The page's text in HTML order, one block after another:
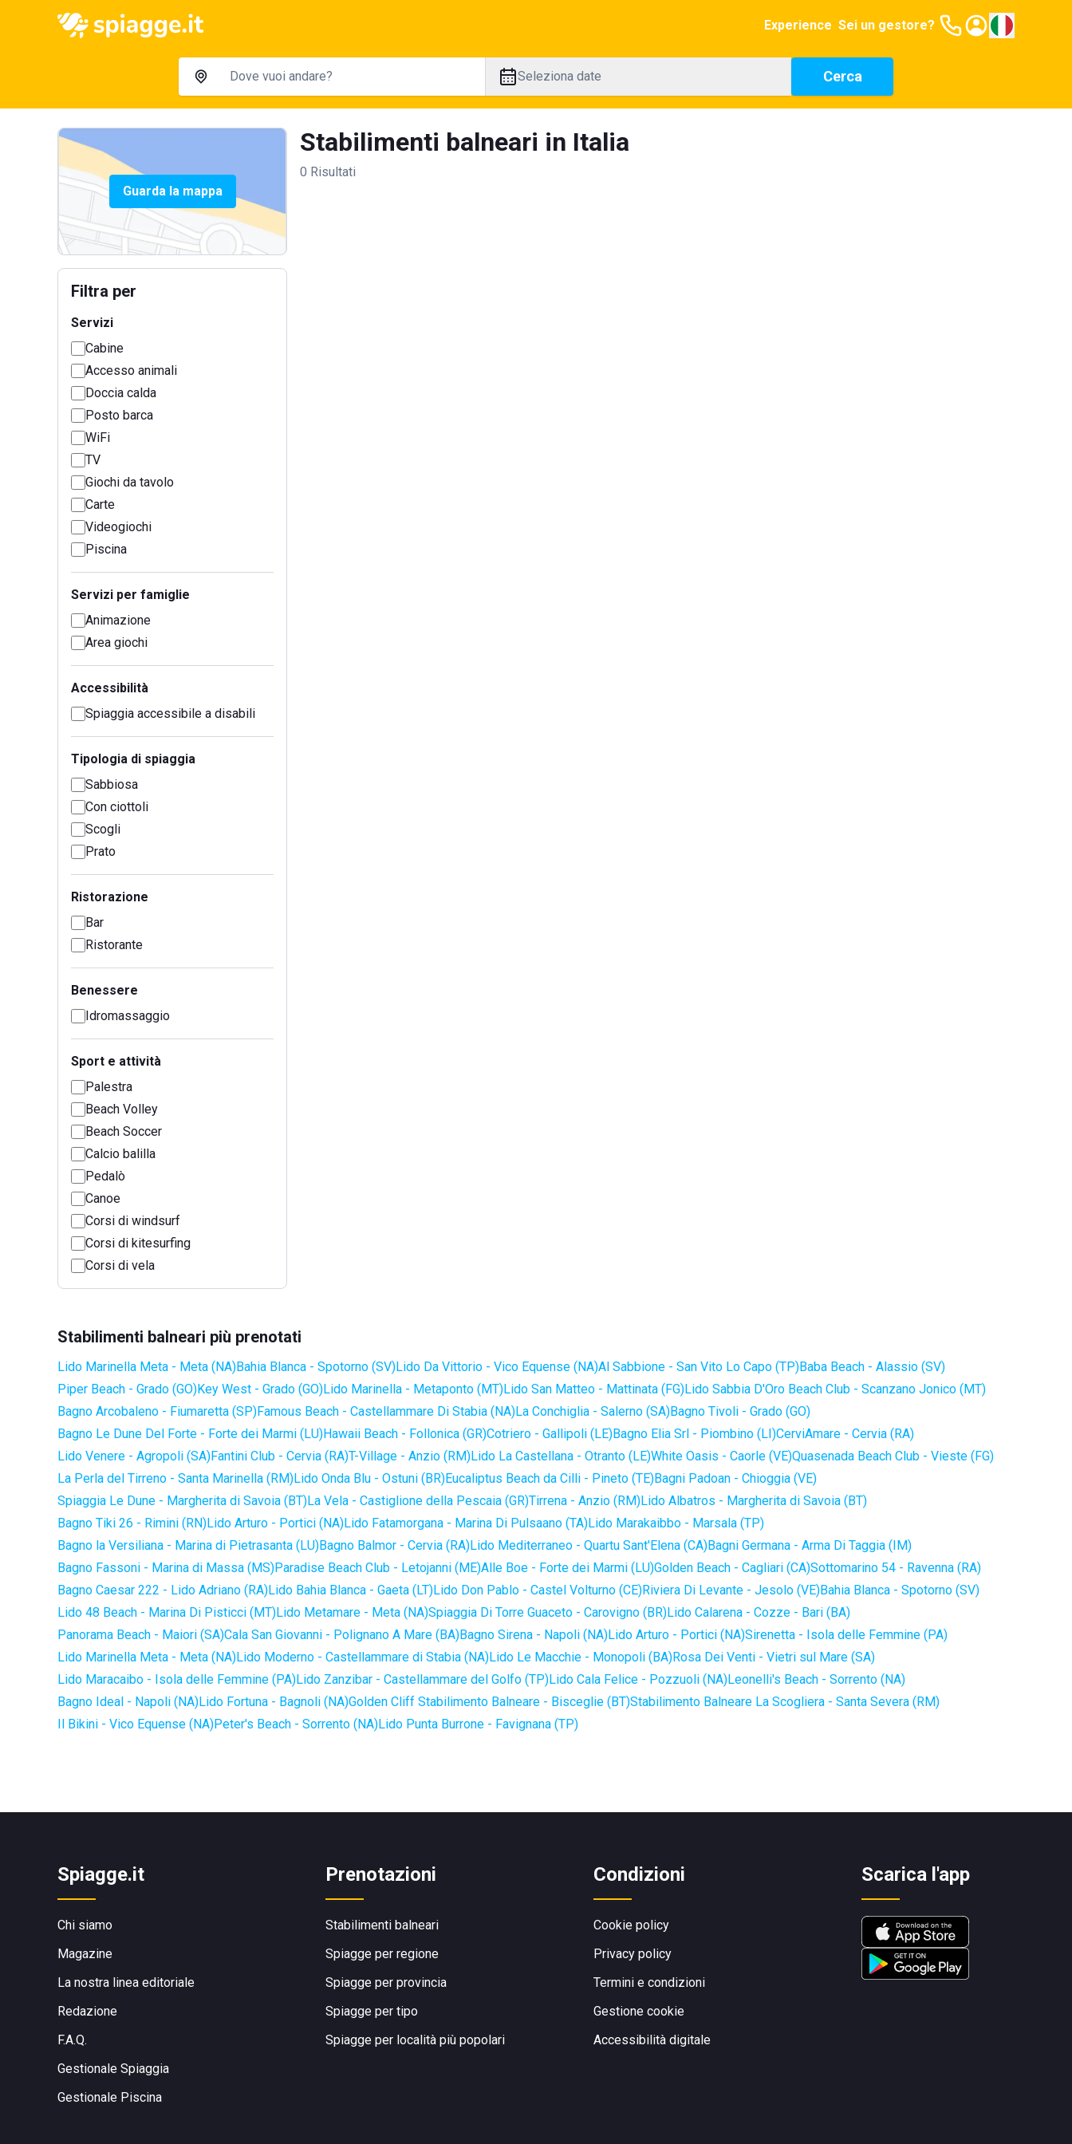
Experience Sei un gestore?
Seleziona date Cerca
Guarda la mappa
Filtra per
Servizi
Cabine
Accesso animali
Doccia calda
Posto barca
WiFi
TV
Giochi da tavolo
Carte
Videogiochi
Piscina
Servizi per famiglie
Animazione
Area giochi
Accessibilità
Spiaggia accessibile a disabili
Tipologia di spiaggia
Sabbiosa
Con ciottoli
Scogli
Prato
Ristorazione
Bar
Ristorante
Benessere
Idromassaggio
Sport e attività
Palestra
Beach Volley
Beach Soccer
Calcio balilla
Pedalò
Canoe
Corsi di windsurf
Corsi di kitesurfing
Corsi di vela
Stabilimenti balneari in Italia
0 Risultati
Stabilimenti balneari più prenotati
Lido Marinella Meta - Meta (NA)Bahia Blanca - Spotorno (SV)Lido Da Vittorio - Vico Equense (NA)Al Sabbione - San Vito Lo Capo (TP)Baba Beach - Alassio (SV)
Piper Beach - Grado (GO)Key West - Grado (GO)Lido Marinella - Metaponto (MT)Lido San Matteo - Mattinata (FG)Lido Sabbia D'Oro Beach Club - Scanzano Jonico (MT)
Bagno Arcobaleno - Fiumaretta (SP)Famous Beach - Castellammare Di Stabia (NA)La Conchiglia - Salerno (SA)Bagno Tivoli - Grado (GO)
Bagno Le Dune Del Forte - Forte dei Marmi (LU)Hawaii Beach - Follonica (GR)Cotriero - Gallipoli (LE)Bagno Elia Srl - Piombino (LI)CerviAmare - Cervia (RA)
Lido Venere - Agropoli (SA)Fantini Club - Cervia (RA)T-Village - Anzio (RM)Lido La Castellana - Otranto (LE)White Oasis - Caorle (VE)Quasenada Beach Club - Vieste (FG)
La Perla del Tirreno - Santa Marinella (RM)Lido Onda Blu - Ostuni (BR)Eucaliptus Beach da Cilli - Pineto (TE)Bagni Padoan - Chioggia (VE)
Spiaggia Le Dune - Margherita di Savoia (BT)La Vela - Castiglione della Pescaia (GR)Tirrena - Anzio (RM)Lido Albatros - Margherita di Savoia (BT)
Bagno Tiki 26 - Rimini (RN)Lido Arturo - Portici (NA)Lido Fatamorgana - Marina Di Pulsaano (TA)Lido Marakaibbo - Marsala (TP)
Bagno la Versiliana - Marina di Pietrasanta (LU)Bagno Balmor - Cervia (RA)Lido Mediterraneo - Quartu Sant'Elena (CA)Bagni Germana - Arma Di Taggia (IM)
Bagno Fassoni - Marina di Massa (MS)Paradise Beach Club - Letojanni (ME)Alle Boe - Forte dei Marmi (LU)Golden Beach - Cagliari (CA)Sottomarino 54 - Ravenna (RA)
Bagno Caesar 222 - Lido Adriano (RA)Lido Bahia Blanca - Gaeta (LT)Lido Don Pablo - Castel Volturno (CE)Riviera Di Levante - Jesolo (VE)Bahia Blanca - Spotorno (SV)
Lido 48 Beach - Marina Di Pisticci (MT)Lido Metamare - Meta (NA)Spiaggia Di Torre Guaceto - Carovigno (BR)Lido Calarena - Cozze - Bari (BA)
Panorama Beach - Maiori (SA)Cala San Giovanni - Polignano A Mare (BA)Bagno Sirena - Napoli (NA)Lido Arturo - Portici (NA)Sirenetta - Isola delle Femmine (PA)
Lido Marinella Meta - Meta (NA)Lido Moderno - Castellammare di Stabia (NA)Lido Le Macchie - Monopoli (BA)Rosa Dei Venti - Vietri sul Mare (SA)
Lido Maracaibo - Isola delle Femmine (PA)Lido Zanzibar - Castellammare del Golfo (TP)Lido Cala Felice - Pozzuoli (NA)Leonelli's Beach - Sorrento (NA)
Bagno Ideal - Napoli (NA)Lido Fortuna - Bagnoli (NA)Golden Cliff Stabilimento Balneare - Bisceglie (BT)Stabilimento Balneare La Scogliera - Santa Severa (RM)
Il Bikini - Vico Equense (NA)Peter's Beach - Sorrento (NA)Lido Punta Burrone - Favignana (TP)
Spiagge.it
Chi siamo
Magazine
La nostra linea editoriale
Redazione
F.A.Q.
Gestionale Spiaggia
Gestionale Piscina
Prenotazioni
Stabilimenti balneari
Spiagge per regione
Spiagge per provincia
Spiagge per tipo
Spiagge per località più popolari
Condizioni
Cookie policy
Privacy policy
Termini e condizioni
Gestione cookie
Accessibilità digitale
Scarica l'app